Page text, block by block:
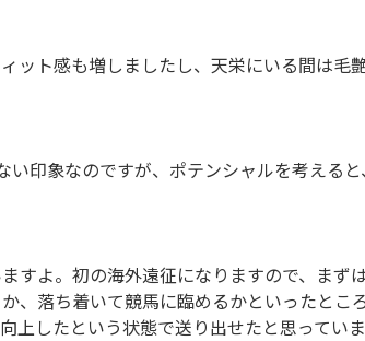
ット感も増しましたし、天栄にいる間は毛
い印象なのですが、ポテンシャルを考える
すよ。初の海外遠征になりますので、まず
、落ち着いて競馬に臨めるかといったとこ
上したという状態で送り出せたと思っていま